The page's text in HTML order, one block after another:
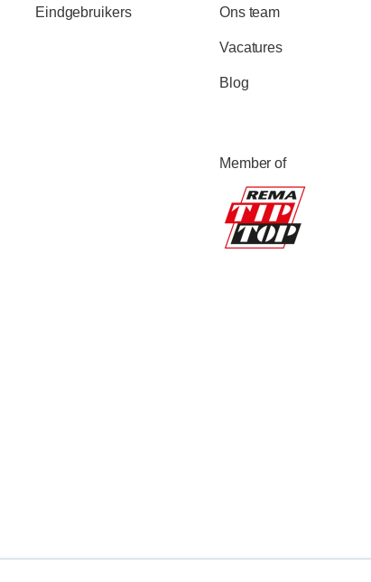
Eindgebruikers Ons team
Vacatures
Blog
Member of